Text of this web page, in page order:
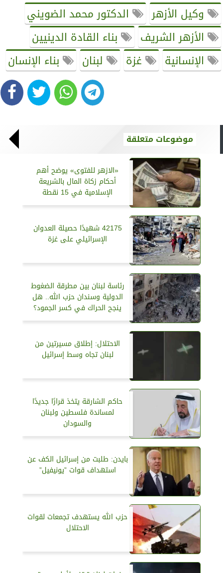
وكيل الأزهر
الدكتور محمد الضويني
الأزهر الشريف
بناء القادة الدينيين
الإنسانية
غزة لبنان بناء الإنسان
موضوعات متعلقة
«الازهر للفتوى» يوضح أهم
أحكام زكاة المال بالشريعة
الإسلامية في 15 نقطة
42175 شهيدًا حصيلة العدوان
الإسرائيلي على غزة
رئاسة لبنان بين مطرقة الضغوط
الدولية وسندان حزب الله.. هل
ينجح الحراك في كسر الجمود؟
الاحتلال: إطلاق مسيرتين من
لبنان تجاه وسط إسرائيل
حاكم الشارقة يتخذ قرارًا جديدًا
لمساندة فلسطين ولبنان
والسودان
بايدن: طلبت من إسرائيل الكف عن
استهداف قوات ”يونيفيل”
حزب الله يستهدف تجمعات لقوات
الاحتلال